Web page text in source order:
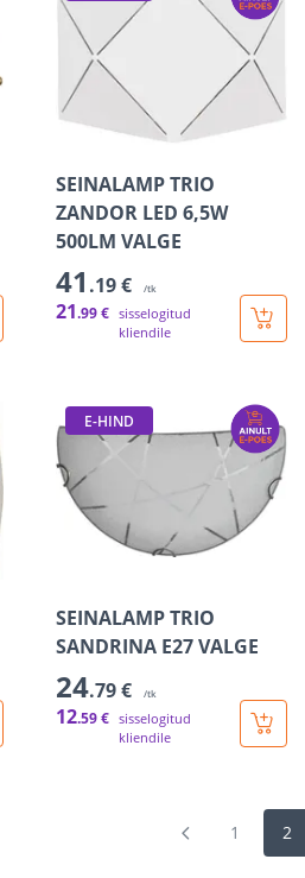
SEINALAMP TRIO
ZANDOR LED 6,5W
500LM VALGE
41 .19 € /tk
21.99 € sisselogitud
kliendile
E-HIND
SEINALAMP TRIO
SANDRINA E27 VALGE
24.79 € /tk
12.59 € sisselogitud
kliendile
1 2